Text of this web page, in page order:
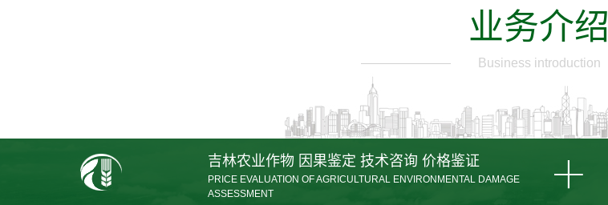
业务介绍
Business introduction
吉林农业作物 因果鉴定 技术咨询 价格鉴证
PRICE EVALUATION OF AGRICULTURAL ENVIRONMENTAL DAMAGE
ASSESSMENT